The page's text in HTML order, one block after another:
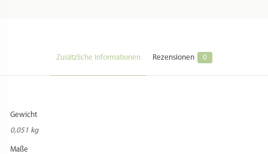
Zusätzliche Informationen Rezensionen 0
Gewicht
0,051 kg
Maße